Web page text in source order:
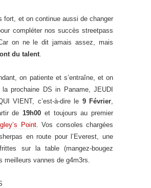
fort, et on continue aussi de changer
compléter nos succès streetpass
on ne le dit jamais assez, mais
du talent
on patiente et s’entraîne, et on
prochaine DS in Paname, JEUDI
VIENT, c’est-à-dire le 9 Février
de 19h00 et toujours au premier
Point. Vos consoles chargées
en route pour l’Everest, une
sur la table (mangez-bougez
meilleurs vannes de g4m3rs.